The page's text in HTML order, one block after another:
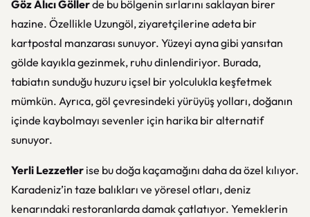
Göz Alıcı Göllerde bu bölgenin sırlarını saklayan birer
hazine. Özellikle Uzungöl, ziyaretçilerine adeta bir
kartpostal manzarası sunuyor. Yüzeyi ayna gibi yansıtan
gölde kayıkla gezinmek, ruhu dinlendiriyor. Burada,
tabiatın sunduğu huzuru içsel bir yolculukla keşfetmek
mümkün. Ayrıca, göl çevresindeki yürüyüş yolları, doğanın
içinde kaybolmayı sevenler için harika bir alternatif
sunuyor.
Yerli Lezzetler ise bu doğa kaçamağını daha da özel kılıyor.
Karadeniz’in taze balıkları ve yöresel otları, deniz
kenarındaki restoranlarda damak çatlatıyor. Yemeklerin